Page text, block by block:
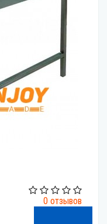
0 отзывов